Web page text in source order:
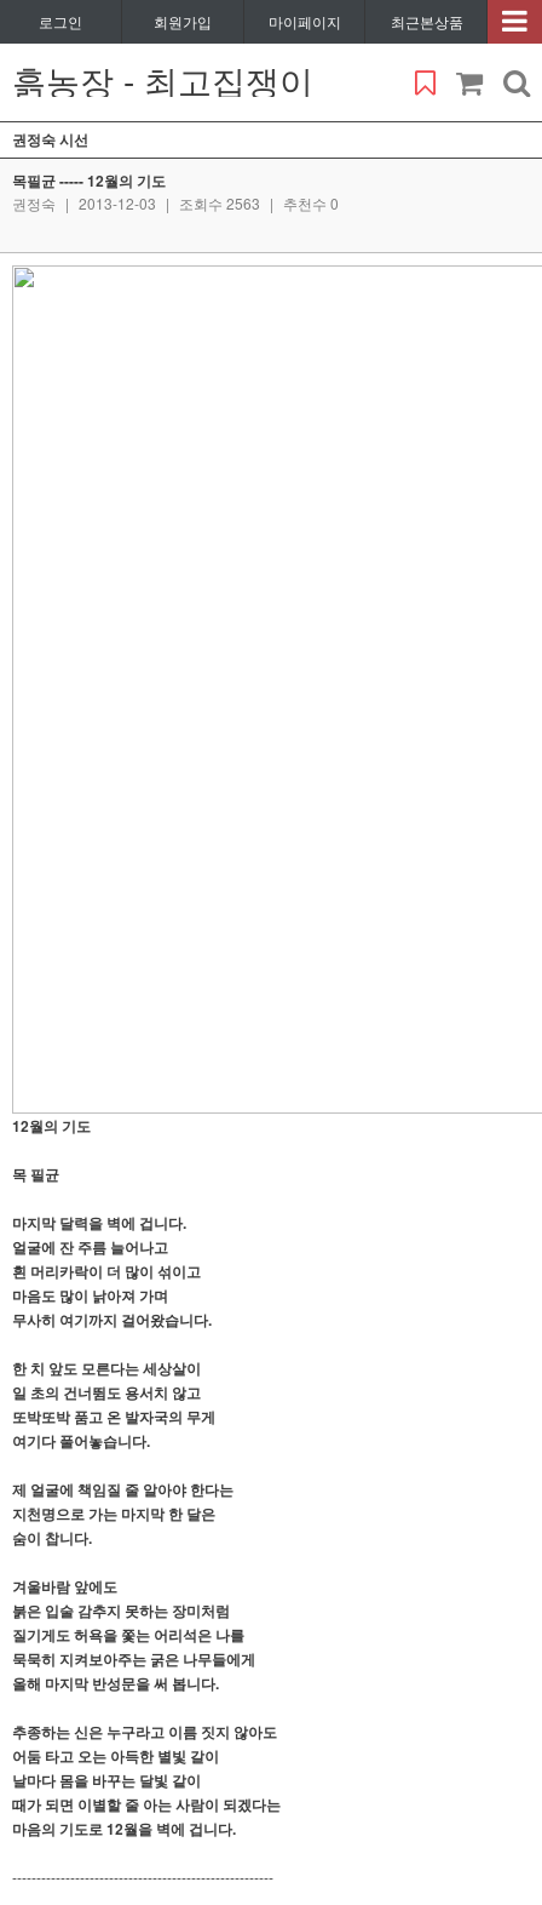
로그인 회원가입 마이페이지 최근본상품
흙농장 - 최고집쟁이
권정숙 시선
목필균 ----- 12월의 기도
권정숙 | 2013-12-03 | 조회수 2563 | 추천수 0
12월의 기도
목 필균
마지막 달력을 벽에 겁니다.
얼굴에 잔 주름 늘어나고
흰 머리카락이 더 많이 섞이고
마음도 많이 낡아져 가며
무사히 여기까지 걸어왔습니다.
한 치 앞도 모른다는 세상살이
일 초의 건너뜀도 용서치 않고
또박또박 품고 온 발자국의 무게
여기다 풀어놓습니다.
제 얼굴에 책임질 줄 알아야 한다는
지천명으로 가는 마지막 한 달은
숨이 찹니다.
겨울바람 앞에도
붉은 입술 감추지 못하는 장미처럼
질기게도 허욕을 쫓는 어리석은 나를
묵묵히 지켜보아주는 굵은 나무들에게
올해 마지막 반성문을 써 봅니다.
추종하는 신은 누구라고 이름 짓지 않아도
어둠 타고 오는 아득한 별빛 갈이
날마다 몸을 바꾸는 달빛 같이
때가 되면 이별할 줄 아는 사람이 되겠다는
마음의 기도로 12월을 벽에 겁니다.
------------------------------------------------------